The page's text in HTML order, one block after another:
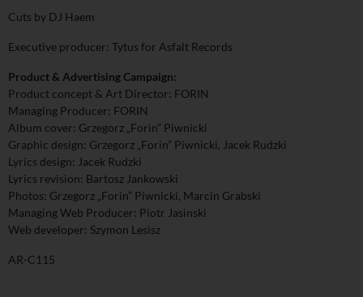
Cuts by DJ Haem
Executive producer: Tytus for Asfalt Records
Product & Advertising Campaign:
Product concept & Art Director: FORIN
Managing Producer: FORIN
Album cover: Grzegorz „Forin” Piwnicki
Graphic design: Grzegorz „Forin” Piwnicki, Jacek Rudzki
Lyrics design: Jacek Rudzki
Lyrics revision: Bartosz Jankowski
Photos: Grzegorz „Forin” Piwnicki, Marcin Grabski
Managing Web Producer: Piotr Jasinski
Web developer: Szymon Lesisz
AR-C115